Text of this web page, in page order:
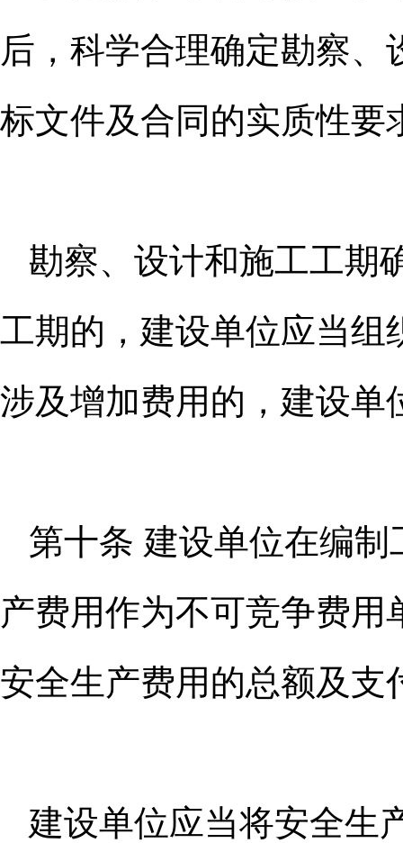
后，科学合理确定勘察、
标文件及合同的实质性要
勘察、设计和施工工期
工期的，建设单位应当组
涉及增加费用 的，建设单
第十条 建设单位在编
产费用作为不可竞争费用
安全生产费用的总额及支
建设单位应当将安全生